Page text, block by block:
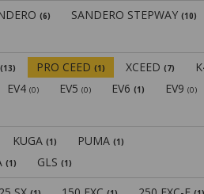
(6) SANDERO STEPWAY(10)
(13) PRO CEED(1) XCEED(7)
EV4(0) EV5(0) EV6(1) EV9(0)
KUGA (1) PUMA (1)
(1) GLS (1)